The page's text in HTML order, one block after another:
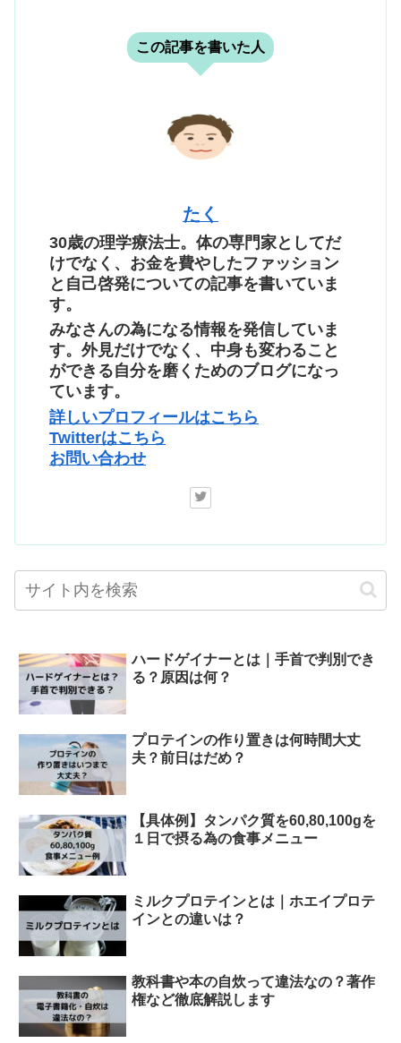
この記事を書いた人
たく
30歳の理学療法士。体の専門家としてだ
けでなく、お金を費やしたファッション
と自己啓発についての記事を書いていま
す。
みなさんの為になる情報を発信していま
す。外見だけでなく、中身も変わること
ができる自分を磨くためのブログになっ
ています。
詳しいプロフィールはこちら
Twitterはこちら
お問い合わせ
ハードゲイナーとは｜手首で判別でき
る？原因は何？
プロテインの作り置きは何時間大丈
夫？前日はだめ？
【具体例】タンパク質を60,80,100gを
１日で摂る為の食事メニュー
ミルクプロテインとは｜ホエイプロテ
インとの違いは？
教科書や本の自炊って違法なの？著作
権など徹底解説します